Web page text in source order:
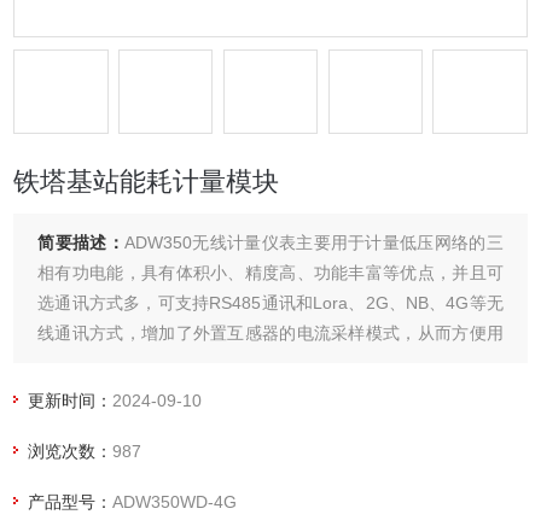
铁塔基站能耗计量模块
简要描述： ADW350无线计量仪表主要用于计量低压网络的三
相有功电能，具有体积小、精度高、功能丰富等优点，并且可
选通讯方式多，可支持RS485通讯和Lora、2G、NB、4G等无
线通讯方式，增加了外置互感器的电流采样模式，从而方便用
不同区域和不同负荷的分项电能计量、运维监管或电力监控等
更新时间： 2024-09-10
浏览次数：987
产品型号：ADW350WD-4G